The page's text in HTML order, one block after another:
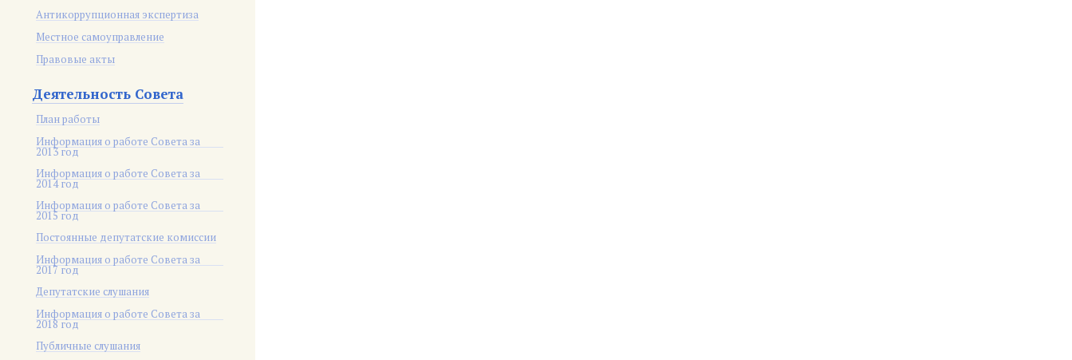
Антикоррупционная экспертиза
Местное самоуправление
Правовые акты
Деятельность Совета
План работы
Информация о работе Совета за
2013 год
Информация о работе Совета за
2014 год
Информация о работе Совета за
2015 год
Постоянные депутатские комиссии
Информация о работе Совета за
2017 год
Депутатские слушания
Информация о работе Совета за
2018 год
Публичные слушания